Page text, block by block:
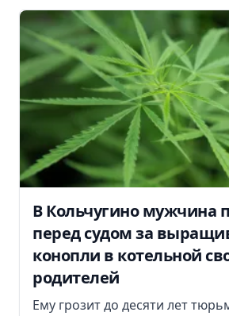
В Кольчугино мужчина
перед судом за
конопли в котельной
родителей
Ему грозит до десяти лет